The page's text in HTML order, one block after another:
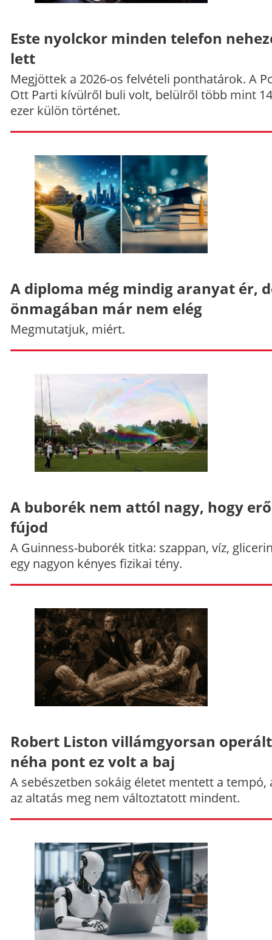
Este nyolckor minden telefon
lett
Megjöttek a 2026-os felvételi ponthatárok. A
Ott Parti kívülről buli volt, belülről több mint
ezer külön történet.
A diploma még mindig aranyat ér,
önmagában már nem elég
Megmutatjuk, miért.
A buborék nem attól nagy, hogy
fújod
A Guinness-buborék titka: szappan, víz,
egy nagyon kényes fizikai tény.
Robert Liston villámgyorsan
néha pont ez volt a baj
A sebészetben sokáig életet mentett a tempó,
az altatás meg nem változtatott mindent.